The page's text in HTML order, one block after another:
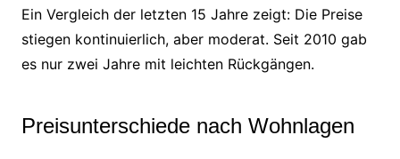
Ein Vergleich der letzten 15 Jahre zeigt: Die Preise
stiegen kontinuierlich, aber moderat. Seit 2010 gab
es nur zwei Jahre mit leichten Rückgängen.
Preisunterschiede nach Wohnlagen